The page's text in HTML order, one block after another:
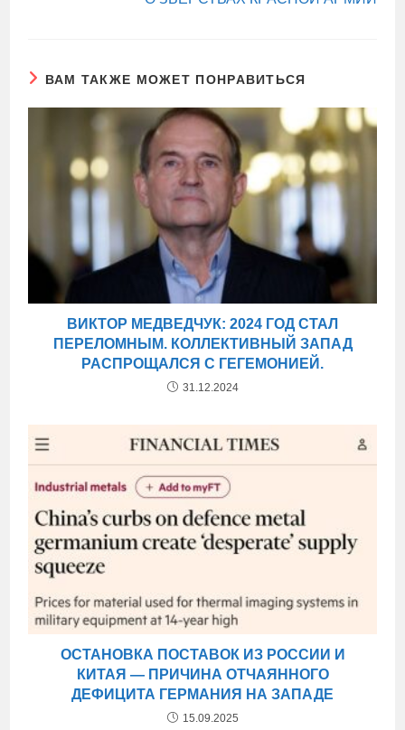
ВАМ ТАКЖЕ МОЖЕТ ПОНРАВИТЬСЯ
ВИКТОР МЕДВЕДЧУК: 2024 ГОД СТАЛ
ПЕРЕЛОМНЫМ. КОЛЛЕКТИВНЫЙ ЗАПАД
РАСПРОЩАЛСЯ С ГЕГЕМОНИЕЙ.
31.12.2024
ОСТАНОВКА ПОСТАВОК ИЗ РОССИИ И
КИТАЯ — ПРИЧИНА ОТЧАЯННОГО
ДЕФИЦИТА ГЕРМАНИЯ НА ЗАПАДЕ
15.09.2025